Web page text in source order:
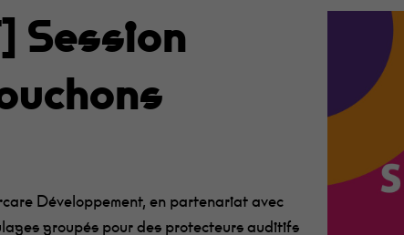
ou sur ESC pour fermer
Session
Développement, en partenariat avec
groupés pour des protecteurs auditifs